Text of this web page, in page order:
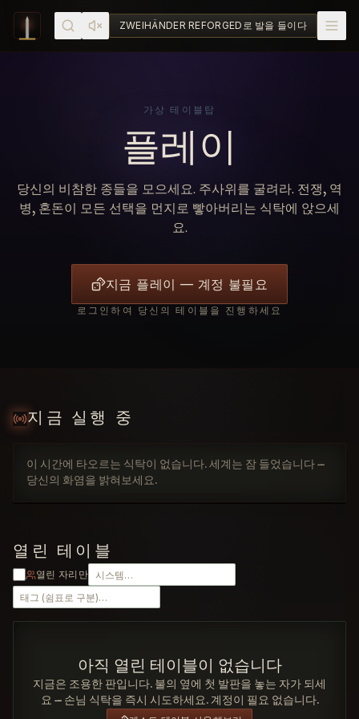
Skip to content
ZWEIHÄNDER REFORGED로 발을 들이다
가상 테이블탑
플레이
당신의 비참한 종들을 모으세요. 주사위를 굴려라. 전쟁, 역
병, 혼돈이 모든 선택을 먼지로 빻아버리는 식탁에 앉으세
요.
지금 플레이 — 계정 불필요
로그인하여 당신의 테이블을 진행하세요
지금 실행 중
이 시간에 타오르는 식탁이 없습니다. 세계는 잠 들었습니다 —
당신의 화염을 밝혀보세요.
열린 테이블
열린 자리만
아직 열린 테이블이 없습니다
지금은 조용한 판입니다. 불의 옆에 첫 발판을 놓는 자가 되세
요 — 손님 식탁을 즉시 시도하세요. 계정이 필요 없습니다.